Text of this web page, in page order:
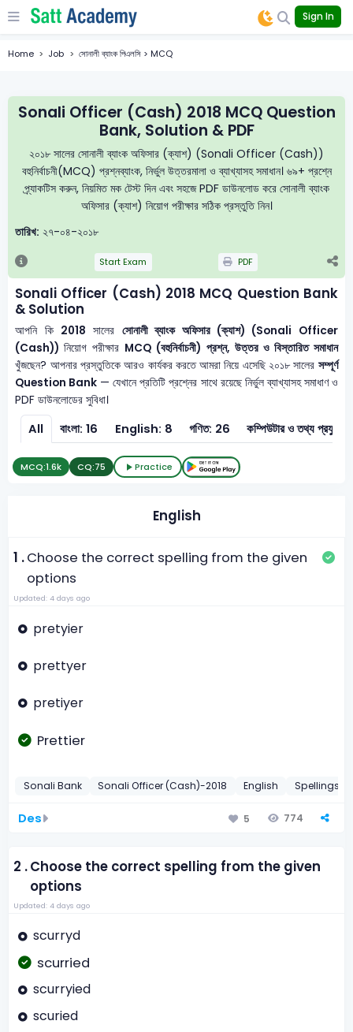
Sign In
Home Job সোনালী ব্যাংক পিএলসি > MCQ
Sonali Officer (Cash) 2018 MCQ Question
Bank, Solution & PDF
২০১৮ সালের সোনালী ব্যাংক অফিসার (ক্যাশ) (Sonali Officer (Cash))
বহুনির্বাচনী(MCQ) প্রশ্নব্যাংক, নির্ভুল উত্তরমালা ও ব্যাখ্যাসহ সমাধান। ৬৯+ প্রশ্নে
প্র্যাকটিস করুন, নিয়মিত মক টেস্ট দিন এবং সহজে PDF ডাউনলোড করে সোনালী ব্যাংক
অফিসার (ক্যাশ) নিয়োগ পরীক্ষার সঠিক প্রস্তুতি নিন।
তারিখ: ২৭-০৪-২০১৮
Start Exam PDF
Sonali Officer (Cash) 2018 MCQ Question Bank
& Solution
আপনি কি 2018 সালের সোনালী ব্যাংক অফিসার (ক্যাশ) (Sonali Officer
(Cash))নিয়োগ পরীক্ষার MCQ (বহুনির্বাচনী) প্রশ্ন, উত্তর ও বিস্তারিত সমাধান
খুঁজছেন? আপনার প্রস্তুতিকে আরও কার্যকর করতে আমরা নিয়ে এসেছি ২০১৮ সালের সম্পূর্ণ
Question Bank — যেখানে প্রতিটি প্রশ্নের সাথে রয়েছে নির্ভুল ব্যাখ্যাসহ সমাধাণ ও
PDF ডাউনলোডের সুবিধা।
All বাংলা: 16 English: 8 গণিত: 26 কম্পিউটার ও
MCQ:1.6k CQ:75 Practice
English
1 .Choose the correct spelling from the given
options
Updated: 4 days ago
pretyier
prettyer
pretiyer
Prettier
Sonali Bank Sonali Officer (Cash)-2018 English Spellings
Des 5 774
2 .Choose the correct spelling from the given
options
Updated: 4 days ago
scurryd
scurried
scurryied
scuried